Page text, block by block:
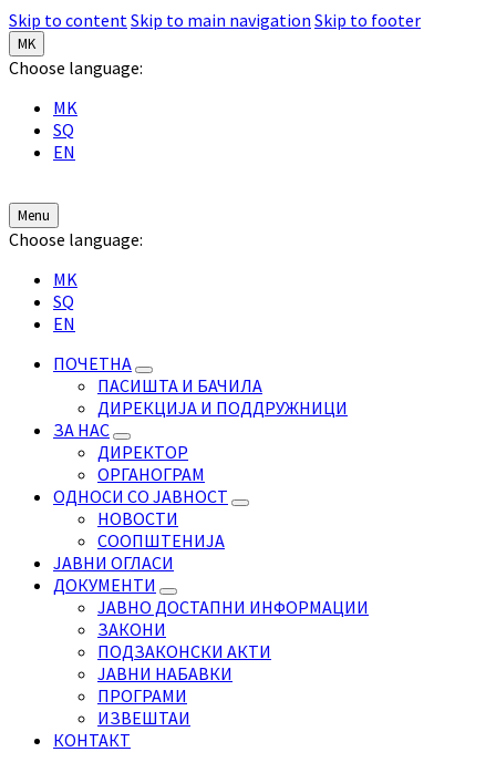
Skip to contentSkip to main navigation Skip to footer
MK
Choose language:
MK
SQ
EN
Menu
Choose language:
MK
SQ
EN
ПОЧЕТНА
ПАСИШТА И БАЧИЛА
ДИРЕКЦИЈА И ПОДДРУЖНИЦИ
ЗА НАС
ДИРЕКТОР
ОРГАНОГРАМ
ОДНОСИ СО ЈАВНОСТ
НОВОСТИ
СООПШТЕНИЈА
ЈАВНИ ОГЛАСИ
ДОКУМЕНТИ
ЈАВНО ДОСТАПНИ ИНФОРМАЦИИ
ЗАКОНИ
ПОДЗАКОНСКИ АКТИ
ЈАВНИ НАБАВКИ
ПРОГРАМИ
ИЗВЕШТАИ
КОНТАКТ